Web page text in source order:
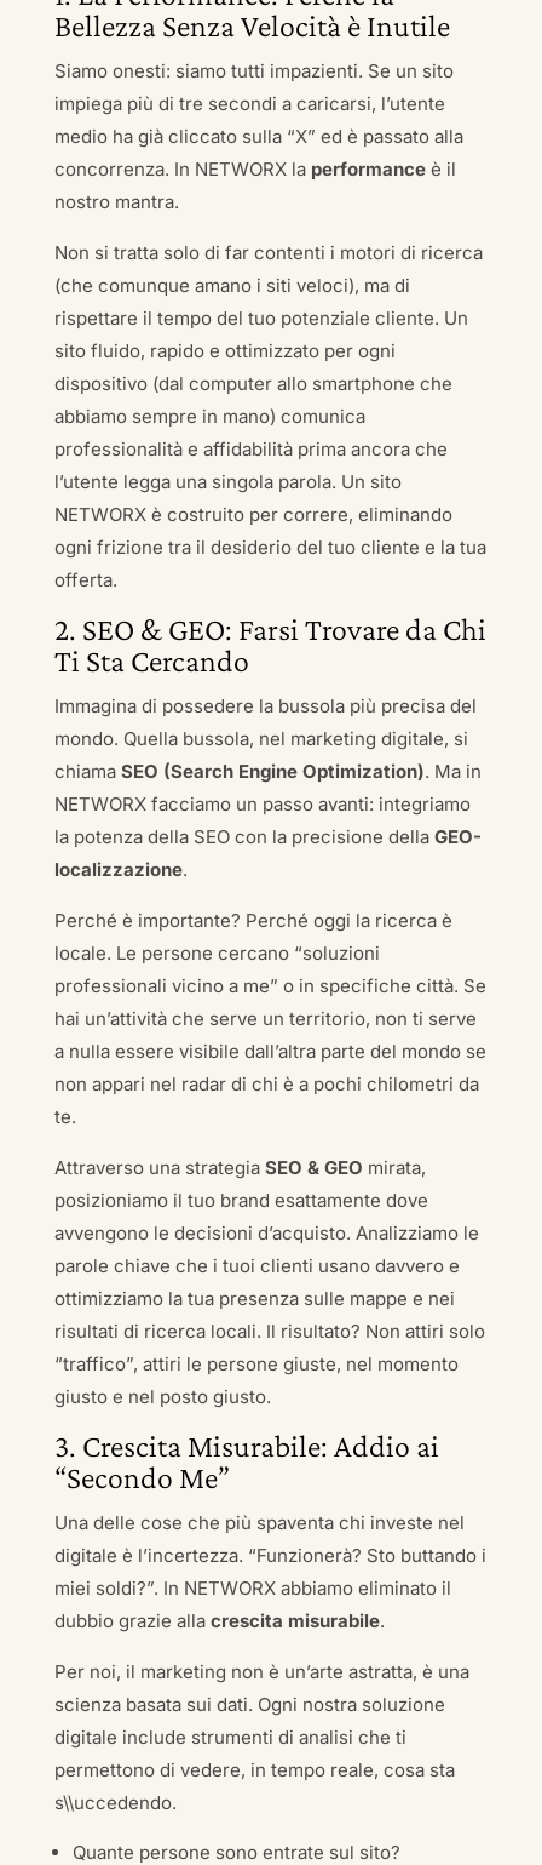
Bellezza Senza Velocità è Inutile
Siamo onesti: siamo tutti impazienti. Se un sito
impiega più di tre secondi a caricarsi, l’utente
medio ha già cliccato sulla “X” ed è passato alla
concorrenza. In NETWORX la performanceè il
nostro mantra.
Non si tratta solo di far contenti i motori di ricerca
(che comunque amano i siti veloci), ma di
rispettare il tempo del tuo potenziale cliente. Un
sito fluido, rapido e ottimizzato per ogni
dispositivo (dal computer allo smartphone che
abbiamo sempre in mano) comunica
professionalità e affidabilità prima ancora che
l’utente legga una singola parola. Un sito
NETWORX è costruito per correre, eliminando
ogni frizione tra il desiderio del tuo cliente e la tua
offerta.
2. SEO & GEO: Farsi Trovare da Chi
Ti Sta Cercando
Immagina di possedere la bussola più precisa del
mondo. Quella bussola, nel marketing digitale, si
chiama SEO (Search Engine Optimization). Ma in
NETWORX facciamo un passo avanti: integriamo
la potenza della SEO con la precisione della GEO-
localizzazione.
Perché è importante? Perché oggi la ricerca è
locale. Le persone cercano “soluzioni
professionali vicino a me” o in specifiche città. Se
hai un’attività che serve un territorio, non ti serve
a nulla essere visibile dall’altra parte del mondo se
non appari nel radar di chi è a pochi chilometri da
te.
Attraverso una strategia SEO & GEO mirata,
posizioniamo il tuo brand esattamente dove
avvengono le decisioni d’acquisto. Analizziamo le
parole chiave che i tuoi clienti usano davvero e
ottimizziamo la tua presenza sulle mappe e nei
risultati di ricerca locali. Il risultato? Non attiri solo
“traffico”, attiri le persone giuste, nel momento
giusto e nel posto giusto.
3. Crescita Misurabile: Addio ai
“Secondo Me”
Una delle cose che più spaventa chi investe nel
digitale è l’incertezza. “Funzionerà? Sto buttando i
miei soldi?”. In NETWORX abbiamo eliminato il
dubbio grazie alla crescita misurabile.
Per noi, il marketing non è un’arte astratta, è una
scienza basata sui dati. Ogni nostra soluzione
digitale include strumenti di analisi che ti
permettono di vedere, in tempo reale, cosa sta
s\\uccedendo.
Quante persone sono entrate sul sito?